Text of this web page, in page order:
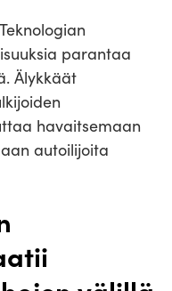
Teknologian
parantaa
Älykkäät
havaitsemaan
autoilijoita